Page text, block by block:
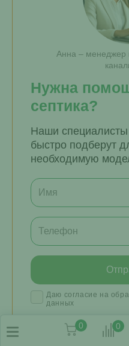
Анна – менеджер
Нужна
септика?
Наши специалисты
быстро подберут
необходимую
Даю согласие на
данных
0 0